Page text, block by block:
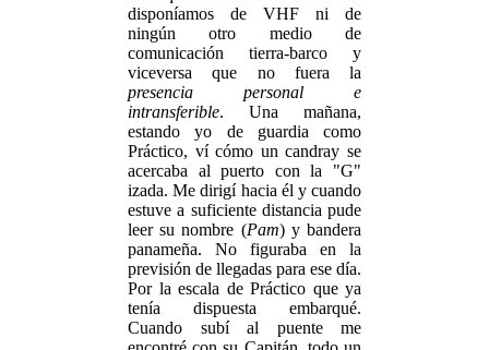
disponíamos de VHF ni de
ningún otro medio de
comunicación tierra-barco y
viceversa que no fuera la
presencia personal e
intransferible. Una mañana,
estando yo de guardia como
Práctico, ví cómo un candray se
acercaba al puerto con la "G"
izada. Me dirigí hacia él y cuando
estuve a suficiente distancia pude
leer su nombre (Pam) y bandera
panameña. No figuraba en la
previsión de llegadas para ese día.
Por la escala de Práctico que ya
tenía dispuesta embarqué.
Cuando subí al puente me